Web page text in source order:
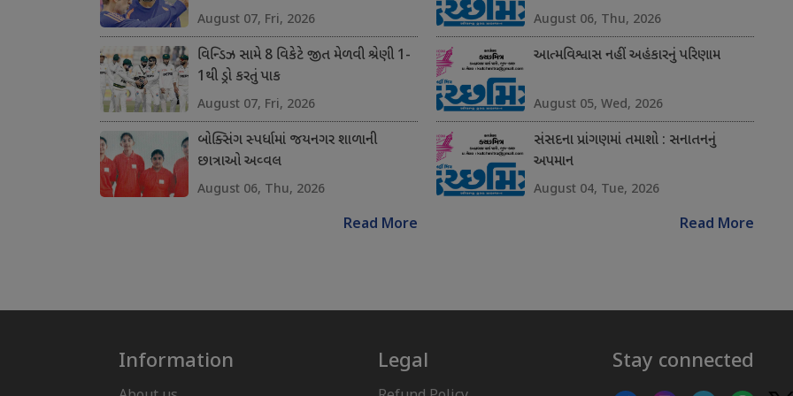
August 07, Fri, 2026
વિન્ડિઝ સામે 8 વિકેટે જીત મેળવી શ્રેણી 1-
1થી ડ્રો કરતું પાક
August 07, Fri, 2026
બોક્સિંગ સ્પર્ધામાં જયનગર શાળાની
છાત્રાઓ અવ્વલ
August 06, Thu, 2026
Read More
August 06, Thu, 2026
આત્મવિશ્વાસ નહીં અહંકારનું પરિણામ
August 05, Wed, 2026
સંસદના પ્રાંગણમાં તમાશો : સનાતનનું
અપમાન
August 04, Tue, 2026
Read More
Information Legal Stay connected